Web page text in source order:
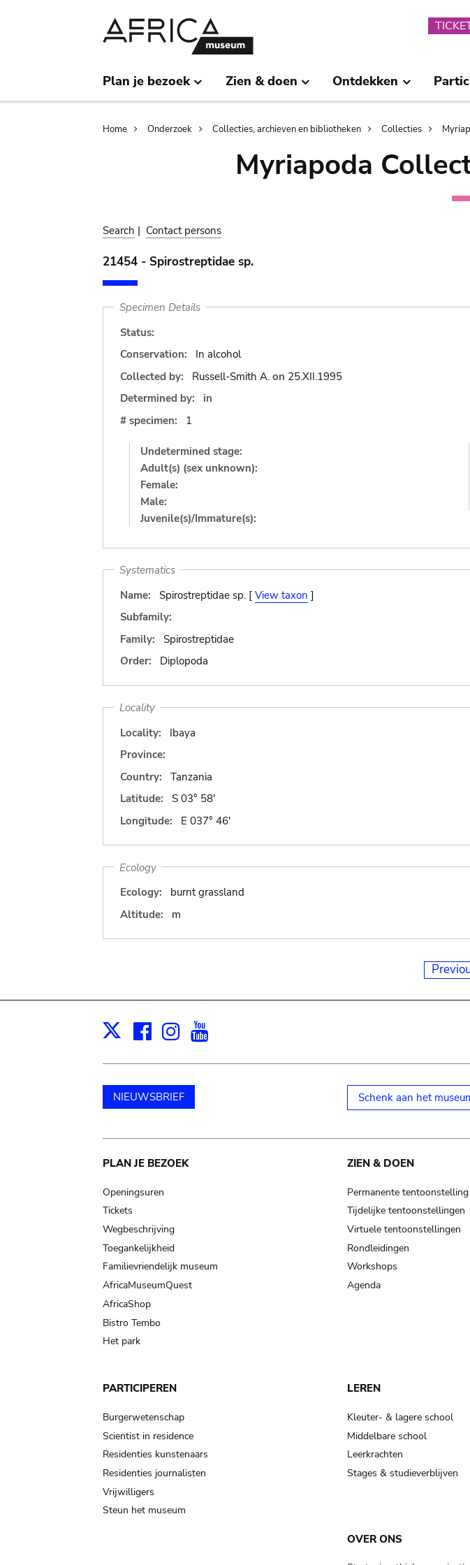
Plan je bezoek Zien & doen Ontdekken
Breadcrumb
Home Onderzoek Collecties, archieven en bibliotheken Collecties
Myriapoda
Search | Contact persons
21454 - Spirostreptidae sp.
Specimen Details
Status:
Conservation:
In alcohol
Collected by:
Russell-Smith A. on 25.XII.1995
Determined by:
in
# specimen:
1
Undetermined stage:
Adult(s) (sex unknown):
Female:
Male:
Juvenile(s)/Immature(s):
Systematics
Name:
Spirostreptidae sp. [ View taxon ]
Subfamily:
Family:
Spirostreptidae
Order:
Diplopoda
Locality
Locality:
Ibaya
Province:
Country:
Tanzania
Latitude:
S 03° 58'
Longitude:
E 037° 46'
Ecology
Ecology:
burnt grassland
Altitude:
m
X Facebook
Instagram
NIEUWSBRIEF Schenk aan het
Main
navigation
PLAN JE BEZOEK
Openingsuren
Tickets
Wegbeschrijving
Toegankelijkheid
Familievriendelijk museum
AfricaMuseumQuest
AfricaShop
Bistro Tembo
Het park
ZIEN & DOEN
Permanente tentoonstelling
Tijdelijke tentoonstellingen
Virtuele tentoonstellingen
Rondleidingen
Workshops
Agenda
PARTICIPEREN
Burgerwetenschap
Scientist in residence
Residenties kunstenaars
Residenties journalisten
Vrijwilligers
Steun het museum
LEREN
Kleuter- & lagere school
Middelbare school
Leerkrachten
Stages & studieverblijven
OVER ONS